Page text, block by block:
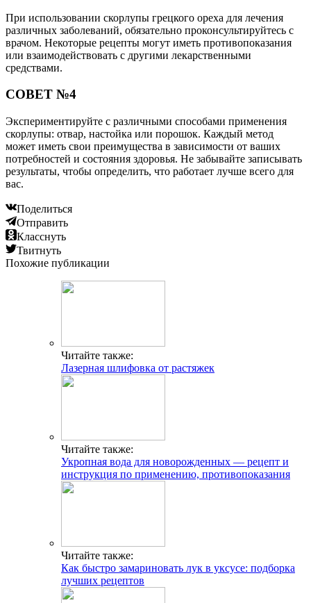
При использовании скорлупы грецкого ореха для лечения
различных заболеваний, обязательно проконсультируйтесь с
врачом. Некоторые рецепты могут иметь противопоказания
или взаимодействовать с другими лекарственными
средствами.
СОВЕТ №4
Экспериментируйте с различными способами применения
скорлупы: отвар, настойка или порошок. Каждый метод
может иметь свои преимущества в зависимости от ваших
потребностей и состояния здоровья. Не забывайте записывать
результаты, чтобы определить, что работает лучше всего для
вас.
Поделиться
Отправить
Класснуть
Твитнуть
Похожие публикации
Читайте также:
Лазерная шлифовка от растяжек
Читайте также:
Укропная вода для новорожденных — рецепт и
инструкция по применению, противопоказания
Читайте также:
Как быстро замариновать лук в уксусе: подборка
лучших рецептов